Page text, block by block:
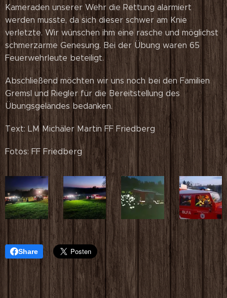
Kameraden unserer Wehr die Rettung alarmiert
werden musste, da sich dieser schwer am Knie
verletzte. Wir wünschen ihm eine rasche und möglichst
schmerzarme Genesung. Bei der Übung waren 65
Feuerwehrleute beteiligt.
Abschließend möchten wir uns noch bei den Familien
Gremsl und Riegler für die Bereitstellung des
Übungsgeländes bedanken.
Text: LM Michäler Martin FF Friedberg
Fotos: FF Friedberg
Share